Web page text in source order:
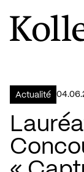
Aller à la page
Logo Kollectif
Actualité